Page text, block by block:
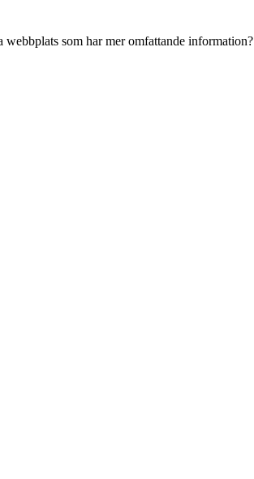
som har mer omfattande information?